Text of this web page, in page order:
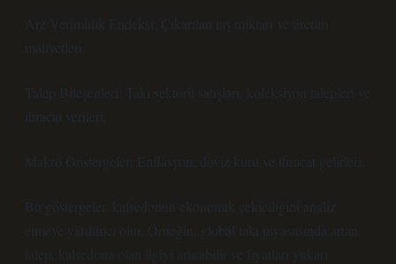
Arz Verimlilik Endeksi: Çıkarılan taş miktarı ve üretim
maliyetleri.
Talep Bileşenleri: Takı sektörü satışları, koleksiyon talepleri ve
ihracat verileri.
Makro Göstergeler: Enflasyon, döviz kuru ve ihracat gelirleri.
Bu göstergeler, kalsedonun ekonomik çekiciliğini analiz
etmeye yardımcı olur. Örneğin, global takı piyasasında artan
talep, kalsedona olan ilgiyi artırabilir ve fiyatları yukarı